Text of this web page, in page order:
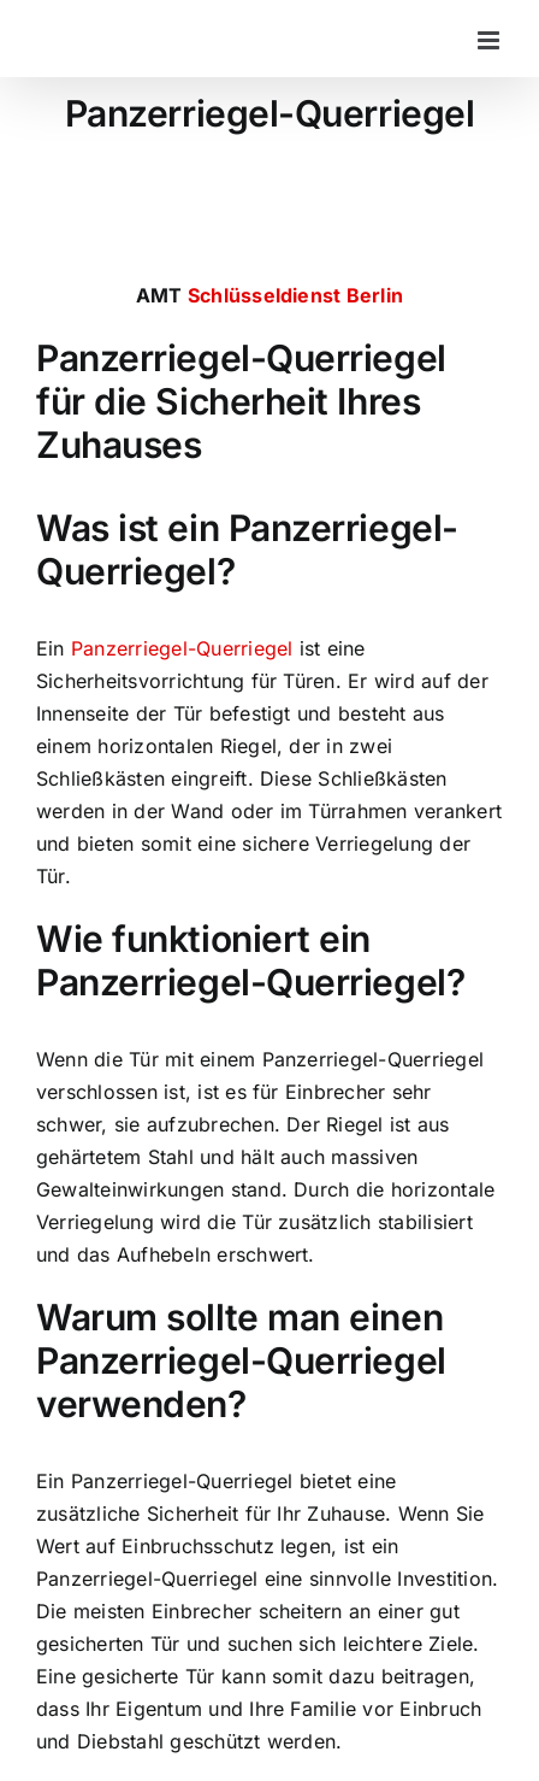
Panzerriegel-Querriegel
AMT Schlüsseldienst Berlin
Panzerriegel-Querriegel
für die Sicherheit Ihres
Zuhauses
Was ist ein Panzerriegel-
Querriegel?
Ein Panzerriegel-Querriegel ist eine
Sicherheitsvorrichtung für Türen. Er wird auf der
Innenseite der Tür befestigt und besteht aus
einem horizontalen Riegel, der in zwei
Schließkästen eingreift. Diese Schließkästen
werden in der Wand oder im Türrahmen verankert
und bieten somit eine sichere Verriegelung der
Tür.
Wie funktioniert ein
Panzerriegel-Querriegel?
Wenn die Tür mit einem Panzerriegel-Querriegel
verschlossen ist, ist es für Einbrecher sehr
schwer, sie aufzubrechen. Der Riegel ist aus
gehärtetem Stahl und hält auch massiven
Gewalteinwirkungen stand. Durch die horizontale
Verriegelung wird die Tür zusätzlich stabilisiert
und das Aufhebeln erschwert.
Warum sollte man einen
Panzerriegel-Querriegel
verwenden?
Ein Panzerriegel-Querriegel bietet eine
zusätzliche Sicherheit für Ihr Zuhause. Wenn Sie
Wert auf Einbruchsschutz legen, ist ein
Panzerriegel-Querriegel eine sinnvolle Investition.
Die meisten Einbrecher scheitern an einer gut
gesicherten Tür und suchen sich leichtere Ziele.
Eine gesicherte Tür kann somit dazu beitragen,
dass Ihr Eigentum und Ihre Familie vor Einbruch
und Diebstahl geschützt werden.